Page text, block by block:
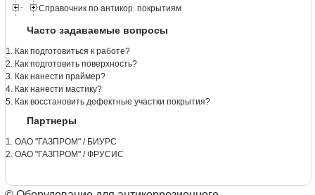
Справочник по антикор. покрытиям
Часто задаваемые вопросы
1. Как подготовиться к работе?
2. Как подготовить поверхность?
3. Как нанести праймер?
4. Как нанести мастику?
5. Как восстановить дефектные участки покрытия?
Партнеры
1. ОАО "ГАЗПРОМ" / БИУРС
2. ОАО "ГАЗПРОМ" / ФРУСИС